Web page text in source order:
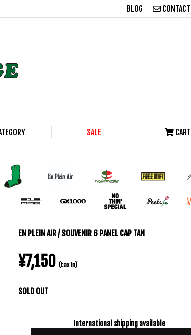
BLOG CONTACT
SALE CART
EN PLEIN AIR / SOUVENIR 6 PANEL CAP TAN
¥7,150 (tax in)
SOLD OUT
International shipping available